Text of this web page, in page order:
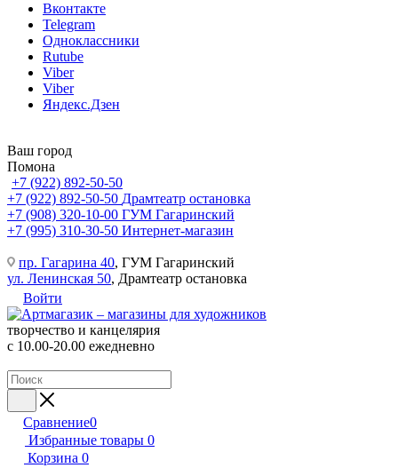
Вконтакте
Telegram
Одноклассники
Rutube
Viber
Viber
Яндекс.Дзен
Ваш город
Помона
+7 (922) 892-50-50
+7 (922) 892-50-50 Драмтеатр остановка
+7 (908) 320-10-00 ГУМ Гагаринский
+7 (995) 310-30-50 Интернет-магазин
пр. Гагарина 40, ГУМ Гагаринский
ул. Ленинская 50, Драмтеатр остановка
Войти
творчество и канцелярия
с 10.00-20.00 ежедневно
Сравнение0
Избранные товары 0
Корзина 0